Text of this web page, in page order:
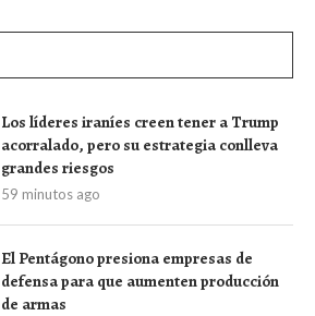
Los líderes iraníes creen tener a Trump
acorralado, pero su estrategia conlleva
grandes riesgos
59 minutos ago
El Pentágono presiona empresas de
defensa para que aumenten producción
de armas